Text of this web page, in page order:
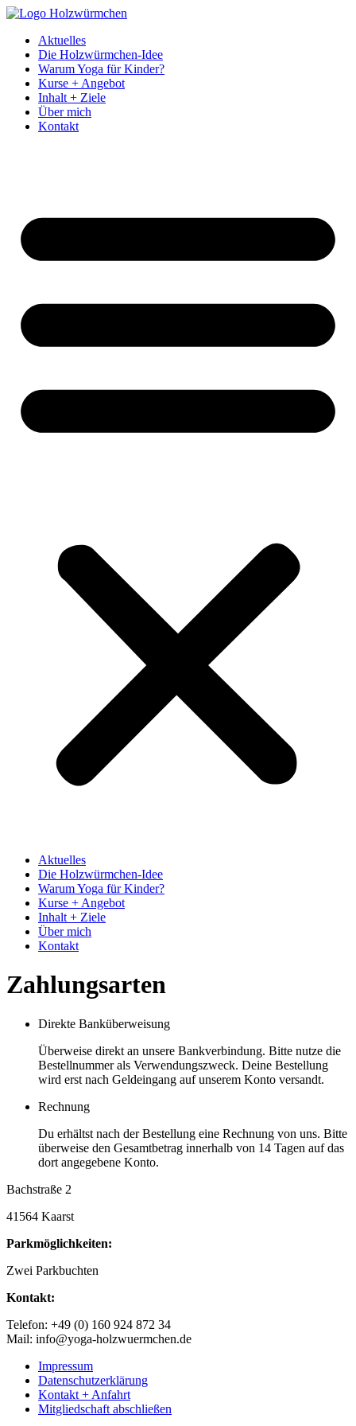
Inhalt
springen
Aktuelles
Die Holzwürmchen-Idee
Warum Yoga für Kinder?
Kurse + Angebot
Inhalt + Ziele
Über mich
Kontakt
Aktuelles
Die Holzwürmchen-Idee
Warum Yoga für Kinder?
Kurse + Angebot
Inhalt + Ziele
Über mich
Kontakt
Zahlungsarten
Direkte Banküberweisung
Überweise direkt an unsere Bankverbindung. Bitte nutze die
Bestellnummer als Verwendungszweck. Deine Bestellung
wird erst nach Geldeingang auf unserem Konto versandt.
Rechnung
Du erhältst nach der Bestellung eine Rechnung von uns. Bitte
überweise den Gesamtbetrag innerhalb von 14 Tagen auf das
dort angegebene Konto.
Bachstraße 2
41564 Kaarst
Parkmöglichkeiten:
Zwei Parkbuchten
Kontakt:
Telefon: +49 (0) 160 924 872 34
Mail: info@yoga-holzwuermchen.de
Impressum
Datenschutzerklärung
Kontakt + Anfahrt
Mitgliedschaft abschließen